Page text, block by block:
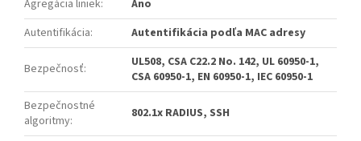
Agregácia liniek:
Áno
Autentifikácia: Autentifikácia podľa MAC adresy
Bezpečnosť:
UL508, CSA C22.2 No. 142, UL 60950-1,
CSA 60950-1, EN 60950-1, IEC 60950-1
Bezpečnostné
algoritmy: 802.1x RADIUS, SSH